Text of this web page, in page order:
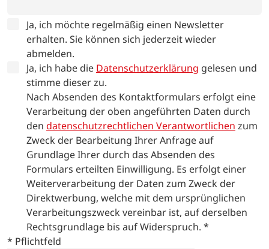
Ja, ich möchte regelmäßig einen Newsletter
erhalten. Sie können sich jederzeit wieder
abmelden.
Ja, ich habe die Datenschutzerklärung gelesen und
stimme dieser zu.
Nach Absenden des Kontaktformulars erfolgt eine
Verarbeitung der oben angeführten Daten durch
den datenschutzrechtlichen Verantwortlichen zum
Zweck der Bearbeitung Ihrer Anfrage auf
Grundlage Ihrer durch das Absenden des
Formulars erteilten Einwilligung. Es erfolgt einer
Weiterverarbeitung der Daten zum Zweck der
Direktwerbung, welche mit dem ursprünglichen
Verarbeitungszweck vereinbar ist, auf derselben
Rechtsgrundlage bis auf Widerspruch. *
* Pflichtfeld